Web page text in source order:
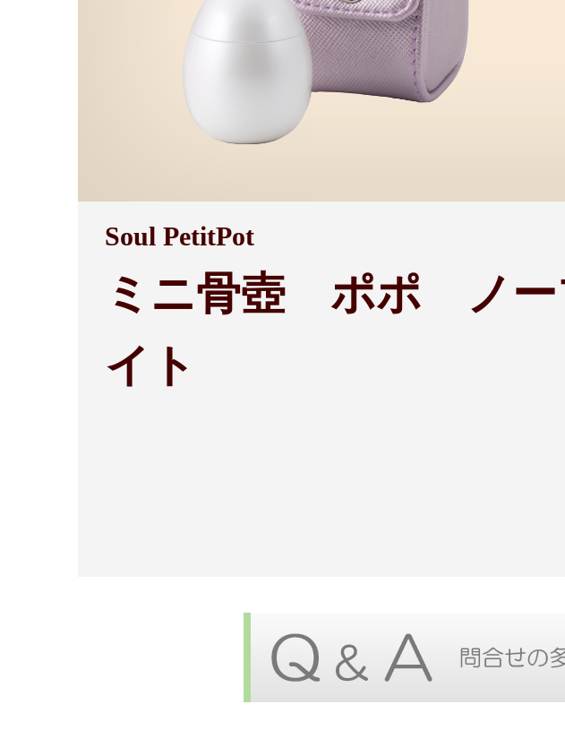
Soul PetitPot
ミニ骨壺 ポポ ノー
イト